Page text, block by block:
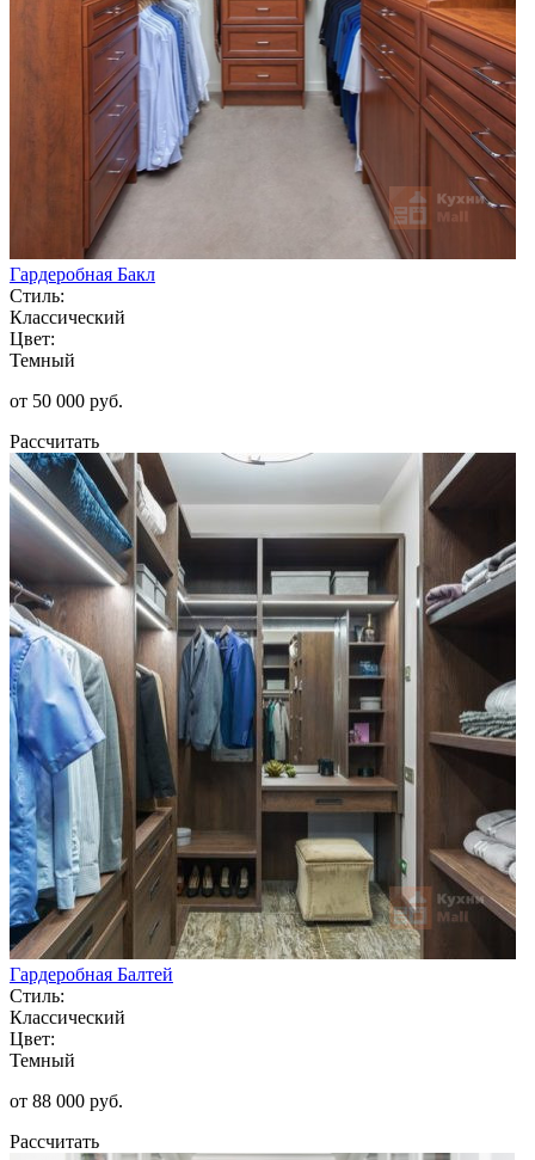
Гардеробная Бакл
Стиль:
Классический
Цвет:
Темный
от 50 000 руб.
Рассчитать
Гардеробная Балтей
Стиль:
Классический
Цвет:
Темный
от 88 000 руб.
Рассчитать